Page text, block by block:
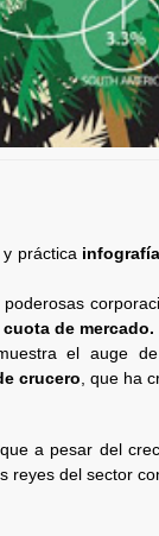
práctica
cuota de mercado.
el auge
crucero , que ha
a pesar del
reyes del sector